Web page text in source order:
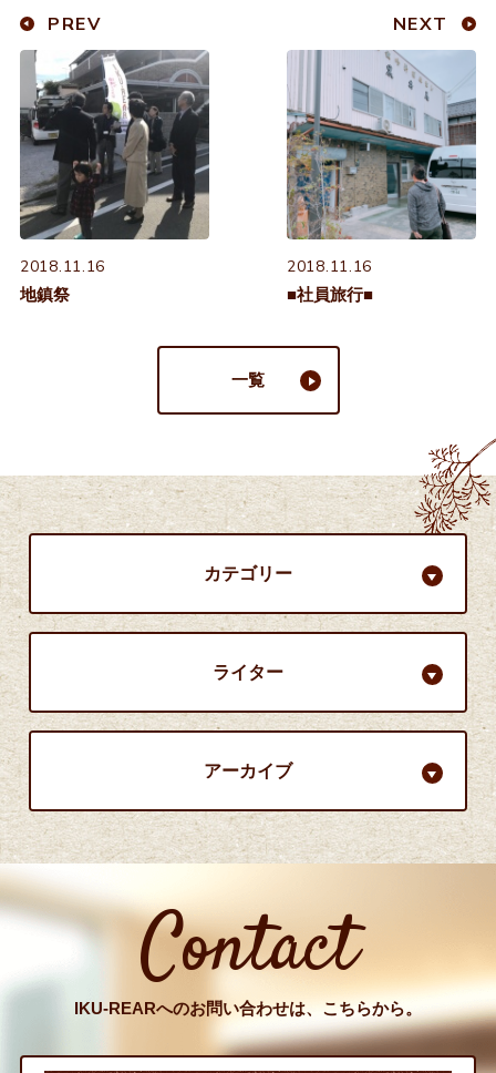
PREV
2018.11.16
地鎮祭
NEXT
2018.11.16
■社員旅行■
一覧
カテゴリー
ライター
アーカイブ
Contact
IKU-REARへのお問い合わせは、こちらから。